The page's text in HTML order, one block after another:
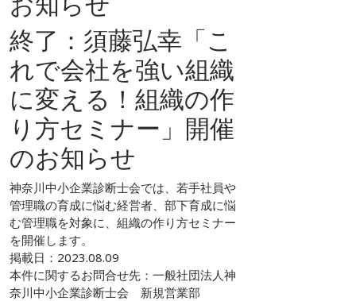
終了：須藤弘幸「こ
れで会社を強い組織
に変える！組織の作
り方セミナー」開催
のお知らせ
神奈川中小企業診断士会では、若手社員や
管理職の育成に悩む経営者、部下育成に悩
む管理職を対象に、組織の作り方セミナー
を開催します。
掲載日： 2023.08.09
本件に関するお問合せ先：一般社団法人神
奈川中小企業診断士会 新規営業部